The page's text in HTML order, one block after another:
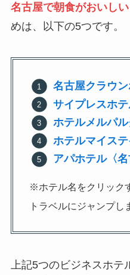
名古屋で朝食がおいし
めは、以下の5つです。
名古屋クラウ
サイプレスホ
ホテルメルパ
ホテルマイス
アパホテル〈名
※ホテル名をクリック
トラベルにジャンプし
上記5つのビジネスホ